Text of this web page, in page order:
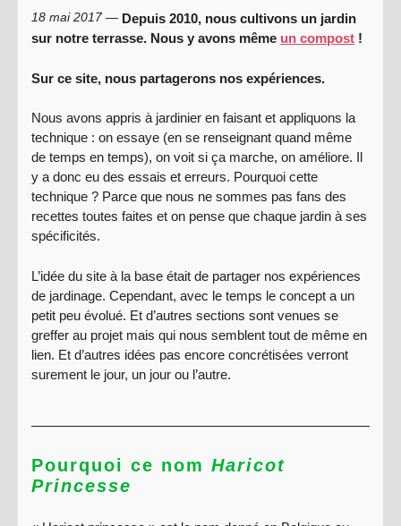
18 mai 2017 — Depuis 2010, nous cultivons un jardin
sur notre terrasse. Nous y avons même un compost !
Sur ce site, nous partagerons nos expériences.
Nous avons appris à jardinier en faisant et appliquons la
technique : on essaye (en se renseignant quand même
de temps en temps), on voit si ça marche, on améliore. Il
y a donc eu des essais et erreurs. Pourquoi cette
technique ? Parce que nous ne sommes pas fans des
recettes toutes faites et on pense que chaque jardin à ses
spécificités.
L’idée du site à la base était de partager nos expériences
de jardinage. Cependant, avec le temps le concept a un
petit peu évolué. Et d’autres sections sont venues se
greffer au projet mais qui nous semblent tout de même en
lien. Et d’autres idées pas encore concrétisées verront
surement le jour, un jour ou l’autre.
Pourquoi ce nom Haricot
Princesse